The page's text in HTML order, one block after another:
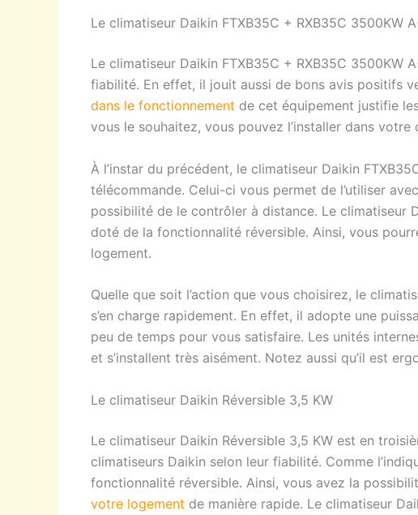
Le climatiseur Daikin FTXB35C + RXB35C 3500KW
Le climatiseur Daikin FTXB35C + RXB35C 3500KW
fiabilité. En effet, il jouit aussi de bons avis positifs
dans le fonctionnement de cet équipement justifie
vous le souhaitez, vous pouvez l’installer dans votre
À l’instar du précédent, le climatiseur Daikin
télécommande. Celui-ci vous permet de l’utiliser
possibilité de le contrôler à distance. Le climatiseur
doté de la fonctionnalité réversible. Ainsi, vous
logement.
Quelle que soit l’action que vous choisirez, le
s’en charge rapidement. En effet, il adopte une
peu de temps pour vous satisfaire. Les unités
et s’installent très aisément. Notez aussi qu’il est
Le climatiseur Daikin Réversible 3,5 KW
Le climatiseur Daikin Réversible 3,5 KW est en
climatiseurs Daikin selon leur fiabilité. Comme
fonctionnalité réversible. Ainsi, vous avez la
votre logement de manière rapide. Le climatiseur